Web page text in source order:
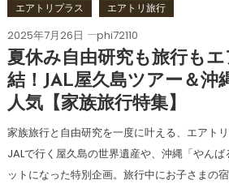
エアトリプラス エアトリ旅行
2025年7月26日 phi72110
夏休み自由研究も旅行も
結！JAL屋久島ツアー＆沖
人気【家族旅行特集】
家族旅行と自由研究を一度に叶える、エアト
JALで行く屋久島の世界遺産や、沖縄「やん
ットになった特別企画。旅行中にお子さまの